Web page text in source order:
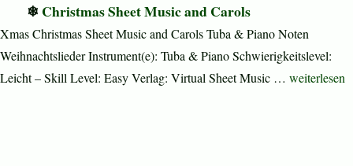
Christmas Sheet Music and Carols
Xmas Christmas Sheet Music and Carols Tuba & Piano Noten
Weihnachtslieder Instrument(e): Tuba & Piano Schwierigkeitslevel:
Leicht – Skill Level: Easy Verlag: Virtual Sheet Music … „Christmas
weiterlesen